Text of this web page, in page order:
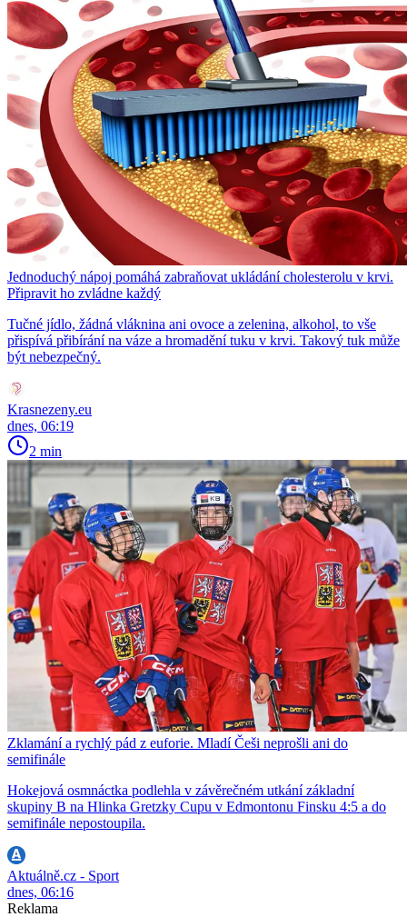
Jednoduchý nápoj pomáhá zabraňovat ukládání cholesterolu v krvi.
Připravit ho zvládne každý
Tučné jídlo, žádná vláknina ani ovoce a zelenina, alkohol, to vše
přispívá přibírání na váze a hromadění tuku v krvi. Takový tuk může
být nebezpečný.
Krasnezeny.eu
dnes, 06:19
2 min
Zklamání a rychlý pád z euforie. Mladí Češi neprošli ani do
semifinále
Hokejová osmnáctka podlehla v závěrečném utkání základní
skupiny B na Hlinka Gretzky Cupu v Edmontonu Finsku 4:5 a do
semifinále nepostoupila.
Aktuálně.cz - Sport
dnes, 06:16
Reklama